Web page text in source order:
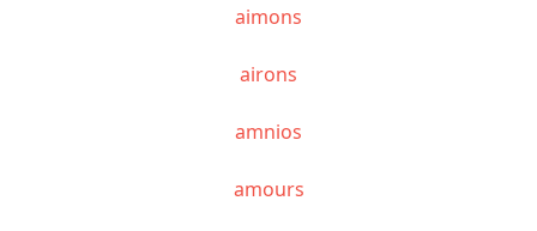
aimons
airons
amnios
amours